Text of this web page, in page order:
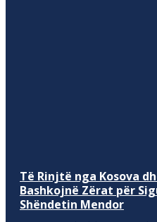
Të Rinjtë nga Kosova
Bashkojnë Zërat për
Shëndetin Mendor